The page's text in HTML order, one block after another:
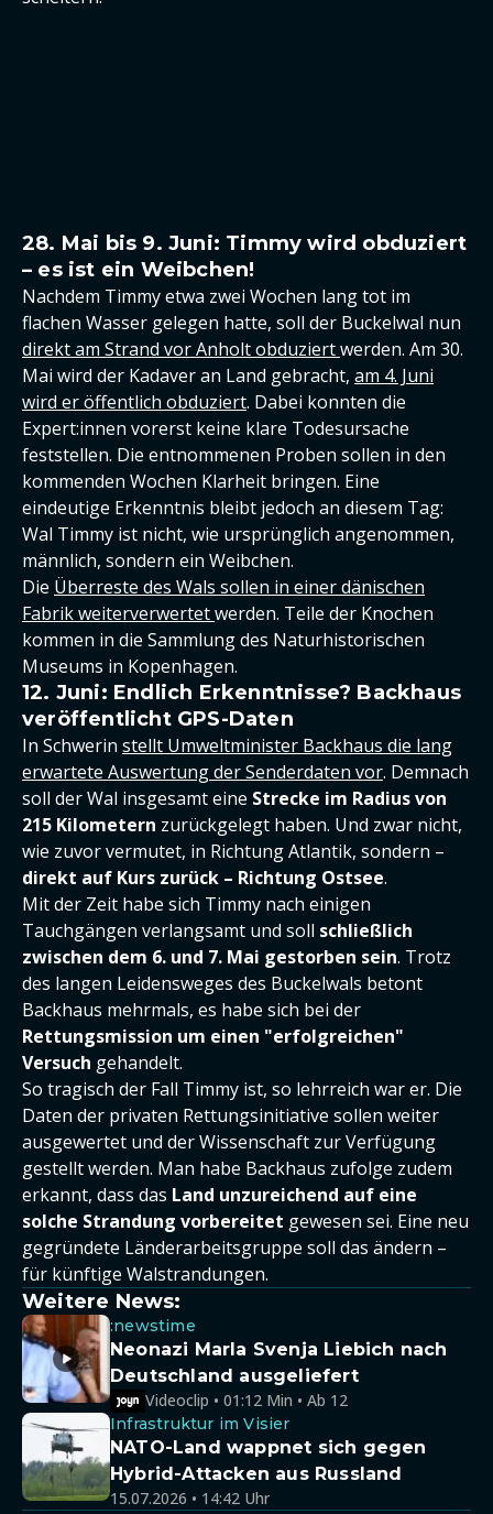
28. Mai bis 9. Juni: Timmy wird obduziert
– es ist ein Weibchen!
Nachdem Timmy etwa zwei Wochen lang tot im
flachen Wasser gelegen hatte, soll der Buckelwal nun
direkt am Strand vor Anholt obduziertwerden. Am 30.
Mai wird der Kadaver an Land gebracht, am 4. Juni
wird er öffentlich obduziert. Dabei konnten die
Expert:innen vorerst keine klare Todesursache
feststellen. Die entnommenen Proben sollen in den
kommenden Wochen Klarheit bringen. Eine
eindeutige Erkenntnis bleibt jedoch an diesem Tag:
Wal Timmy ist nicht, wie ursprünglich angenommen,
männlich, sondern ein Weibchen.
Die Überreste des Wals sollen in einer dänischen
Fabrik weiterverwertetwerden. Teile der Knochen
kommen in die Sammlung des Naturhistorischen
Museums in Kopenhagen.
12. Juni: Endlich Erkenntnisse? Backhaus
veröffentlicht GPS-Daten
In Schwerin stellt Umweltminister Backhaus die lang
erwartete Auswertung der Senderdaten vor. Demnach
soll der Wal insgesamt eine Strecke im Radius von
215 Kilometern zurückgelegt haben. Und zwar nicht,
wie zuvor vermutet, in Richtung Atlantik, sondern –
direkt auf Kurs zurück – Richtung Ostsee.
Mit der Zeit habe sich Timmy nach einigen
Tauchgängen verlangsamt und soll schließlich
zwischen dem 6. und 7. Mai gestorben sein. Trotz
des langen Leidensweges des Buckelwals betont
Backhaus mehrmals, es habe sich bei der
Rettungsmission um einen "erfolgreichen"
Versuch gehandelt.
So tragisch der Fall Timmy ist, so lehrreich war er. Die
Daten der privaten Rettungsinitiative sollen weiter
ausgewertet und der Wissenschaft zur Verfügung
gestellt werden. Man habe Backhaus zufolge zudem
erkannt, dass das Land unzureichend auf eine
solche Strandung vorbereitet gewesen sei. Eine neu
gegründete Länderarbeitsgruppe soll das ändern –
für künftige Walstrandungen.
Weitere News:
:newstime
Neonazi Marla Svenja Liebich nach
Deutschland ausgeliefert
Videoclip • 01:12 Min • Ab 12
Infrastruktur im Visier
NATO-Land wappnet sich gegen
Hybrid-Attacken aus Russland
15.07.2026 • 14:42 Uhr